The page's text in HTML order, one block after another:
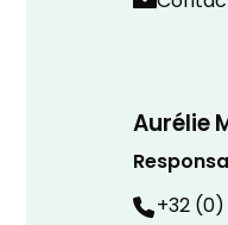
Aurélie
+32 (0)